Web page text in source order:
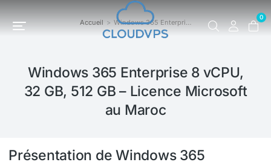
0
Vous êtes ici : Accueil Windows 365 Enterpri…
Windows 365 Enterprise 8 vCPU,
32 GB, 512 GB – Licence Microsoft
au Maroc
Présentation de Windows 365